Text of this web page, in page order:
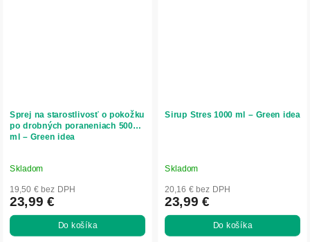
Sprej na starostlivosť o pokožku
po drobných poraneniach 500
ml – Green idea
Skladom
19,50 € bez DPH
23,99 €
Do košíka
Sirup Stres 1000 ml – Green idea
Skladom
20,16 € bez DPH
23,99 €
Do košíka